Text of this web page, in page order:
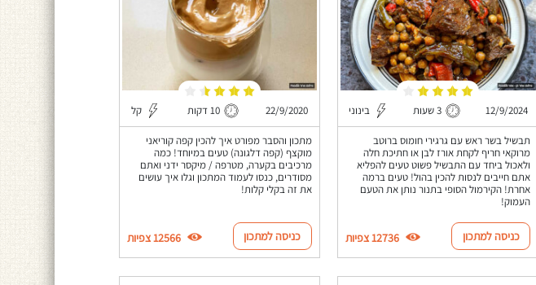
12/9/2024 3 שעות בינוני
תבשיל בשר ראש עם גרגירי חומוס ברוטב
מרוקאי חריף לקחת אורז לבן או חתיכת חלה
ולאכול ביחד עם התבשיל פשוט טעים להפליא
אתם חייבים לנסות להכין בהול! טעים ברמה
אחרת! הקירמול הסופי בתנור נותן את הטעם
העמוק!
כניסה למתכון 12736 צפיות
22/9/2020 10 דקות קל
מתכון והסבר מפורט איך להכין קפה קוריאני
מוקצף (קפה דלגונה) טעים במיוחד! כמה
מרכיבים בקערה, מטרפה / מיקסר ידני ואתם
מסודרים, כנסו לעמוד המתכון וגלו איך עושים
את זה בקלי קלות!
כניסה למתכון 12566 צפיות